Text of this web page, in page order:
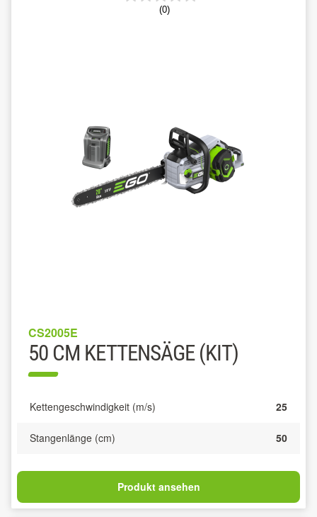
(0)
CS2005E
50 CM KETTENSÄGE (KIT)
Kettengeschwindigkeit (m/s) 25
Stangenlänge (cm) 50
Produkt ansehen